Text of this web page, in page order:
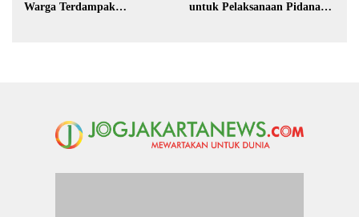
Warga Terdampak
untuk Pelaksanaan Pidana